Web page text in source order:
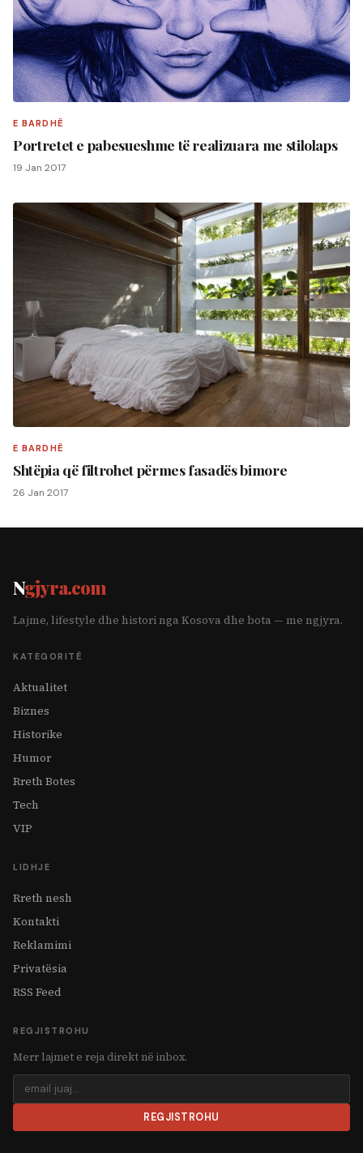
E BARDHË
Portretet e pabesueshme të realizuara me stilolaps
19 Jan 2017
E BARDHË
Shtëpia që filtrohet përmes fasadës bimore
26 Jan 2017
Ngjyra.com
Lajme, lifestyle dhe histori nga Kosova dhe bota — me ngjyra.
KATEGORITË
Aktualitet
Biznes
Historike
Humor
Rreth Botes
Tech
VIP
LIDHJE
Rreth nesh
Kontakti
Reklamimi
Privatësia
RSS Feed
REGJISTROHU
Merr lajmet e reja direkt në inbox.
REGJISTROHU